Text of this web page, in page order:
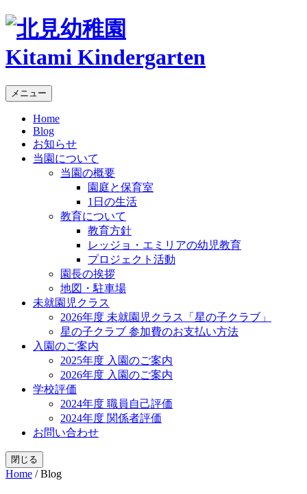
Kitami Kindergarten
メニュー
Home
Blog
お知らせ
当園について
当園の概要
園庭と保育室
1日の生活
教育について
教育方針
レッジョ・エミリアの幼児教育
プロジェクト活動
園長の挨拶
地図・駐車場
未就園児クラス
2026年度 未就園児クラス「星の子クラブ」
星の子クラブ 参加費のお支払い方法
入園のご案内
2025年度 入園のご案内
2026年度 入園のご案内
学校評価
2024年度 職員自己評価
2024年度 関係者評価
お問い合わせ
閉じる
Home /Blog